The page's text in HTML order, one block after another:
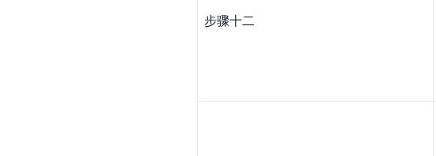
步骤十二